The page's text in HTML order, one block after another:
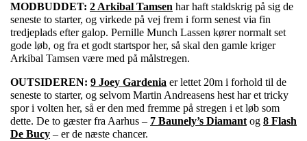
MODBUDDET: 2 Arkibal Tamsen har haft staldskrig på sig de
seneste to starter, og virkede på vej frem i form senest via fin
tredjeplads efter galop. Pernille Munch Lassen kører normalt set
gode løb, og fra et godt startspor her, så skal den gamle kriger
Arkibal Tamsen være med på målstregen.
OUTSIDEREN: 9 Joey Gardenia er lettet 20m i forhold til de
seneste to starter, og selvom Martin Andreasens hest har et tricky
spor i volten her, så er den med fremme på stregen i et løb som
dette. De to gæster fra Aarhus – 7 Baunely’s Diamantog 8 Flash
De Bucy – er de næste chancer.